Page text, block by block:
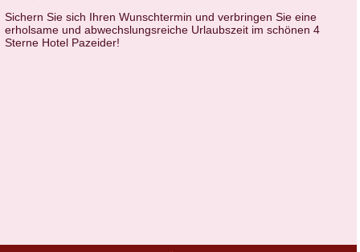
Sichern Sie sich Ihren Wunschtermin und verbringen Sie eine
erholsame und abwechslungsreiche Urlaubszeit im schönen 4
Sterne Hotel Pazeider!